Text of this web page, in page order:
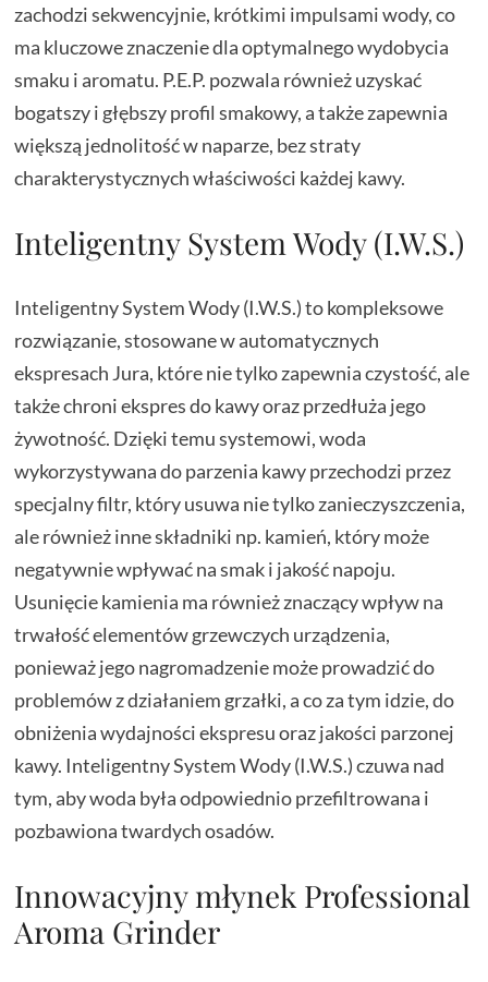
zachodzi sekwencyjnie, krótkimi impulsami wody, co
ma kluczowe znaczenie dla optymalnego wydobycia
smaku i aromatu. P.E.P. pozwala również uzyskać
bogatszy i głębszy profil smakowy, a także zapewnia
większą jednolitość w naparze, bez straty
charakterystycznych właściwości każdej kawy.
Inteligentny System Wody (I.W.S.)
Inteligentny System Wody (I.W.S.) to kompleksowe
rozwiązanie, stosowane w automatycznych
ekspresach Jura, które nie tylko zapewnia czystość, ale
także chroni ekspres do kawy oraz przedłuża jego
żywotność. Dzięki temu systemowi, woda
wykorzystywana do parzenia kawy przechodzi przez
specjalny filtr, który usuwa nie tylko zanieczyszczenia,
ale również inne składniki np. kamień, który może
negatywnie wpływać na smak i jakość napoju.
Usunięcie kamienia ma również znaczący wpływ na
trwałość elementów grzewczych urządzenia,
ponieważ jego nagromadzenie może prowadzić do
problemów z działaniem grzałki, a co za tym idzie, do
obniżenia wydajności ekspresu oraz jakości parzonej
kawy. Inteligentny System Wody (I.W.S.) czuwa nad
tym, aby woda była odpowiednio przefiltrowana i
pozbawiona twardych osadów.
Innowacyjny młynek Professional
Aroma Grinder